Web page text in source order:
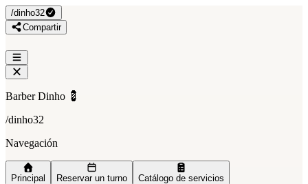
/dinho32
Compartir
Barber Dinho 💈
/dinho32
Navegación
Principal Reservar un turno Catálogo de servicios